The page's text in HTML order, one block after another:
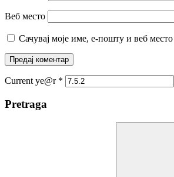
Веб место
Сачувај моје име, е-пошту и веб
Current ye@r *
Pretraga